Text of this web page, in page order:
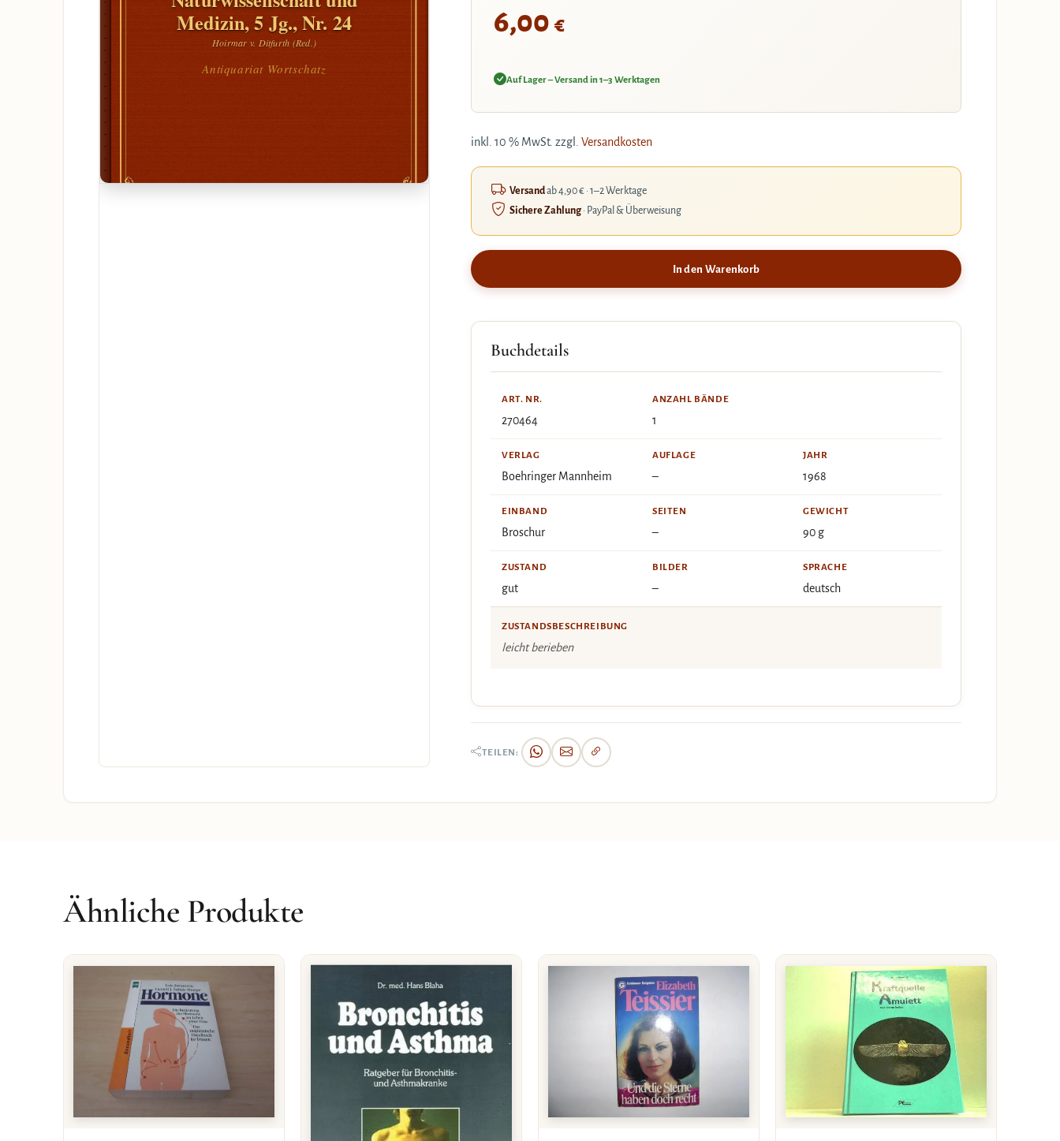
Medizin, 5 Jg., Nr. 24
Hoirmar v. Ditfurth (Red.)
Antiquariat Wortschatz
6,00 €
Auf Lager – Versand in 1–3 Werktagen
inkl. 10 % MwSt. zzgl. Versandkosten
Versandab 4,90 € · 1–2 Werktage
Sichere Zahlung· PayPal & Überweisung
In den Warenkorb
Buchdetails
ART. NR.
270464
ANZAHL BÄNDE
1
VERLAG
Boehringer Mannheim
AUFLAGE
–
JAHR
1968
EINBAND
Broschur
SEITEN
–
GEWICHT
90 g
ZUSTAND
gut
BILDER
–
SPRACHE
deutsch
ZUSTANDSBESCHREIBUNG
leicht berieben
TEILEN:
Ähnliche Produkte